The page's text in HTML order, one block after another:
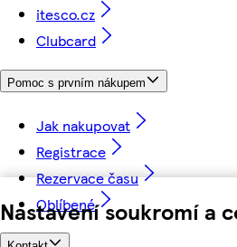
Nastavení soukromí a
itesco.cz
Clubcard
Pomoc s prvním nákupem
Jak nakupovat
Registrace
Rezervace času
Oblíbené